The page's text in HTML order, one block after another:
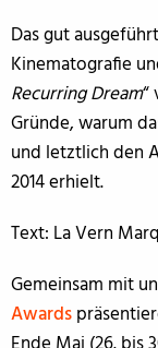
Das gut
Kinematografie
Recurring Dream“
Gründe, warum
und letztlich den
2014 erhielt.
Text: La Vern
Gemeinsam mit
Awards